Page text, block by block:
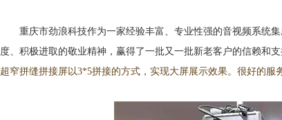
重庆市劲浪科技作为一家经验丰富、专业性强的音视频系统集
度、积极进取的敬业精神，赢得了一批又一批新老客户的信赖和支
超窄拼缝拼接屏以3*5拼接的方式，实现大屏展示效果。很好的服